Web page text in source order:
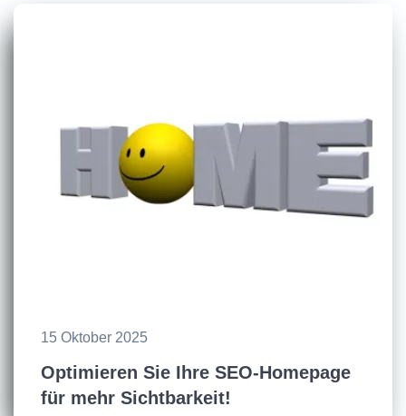
15 Oktober 2025
Optimieren Sie Ihre SEO-Homepage
für mehr Sichtbarkeit!